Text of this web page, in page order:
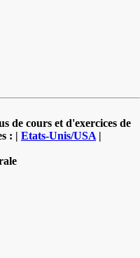
de cours et d'exercices de
: | Etats-Unis/USA |